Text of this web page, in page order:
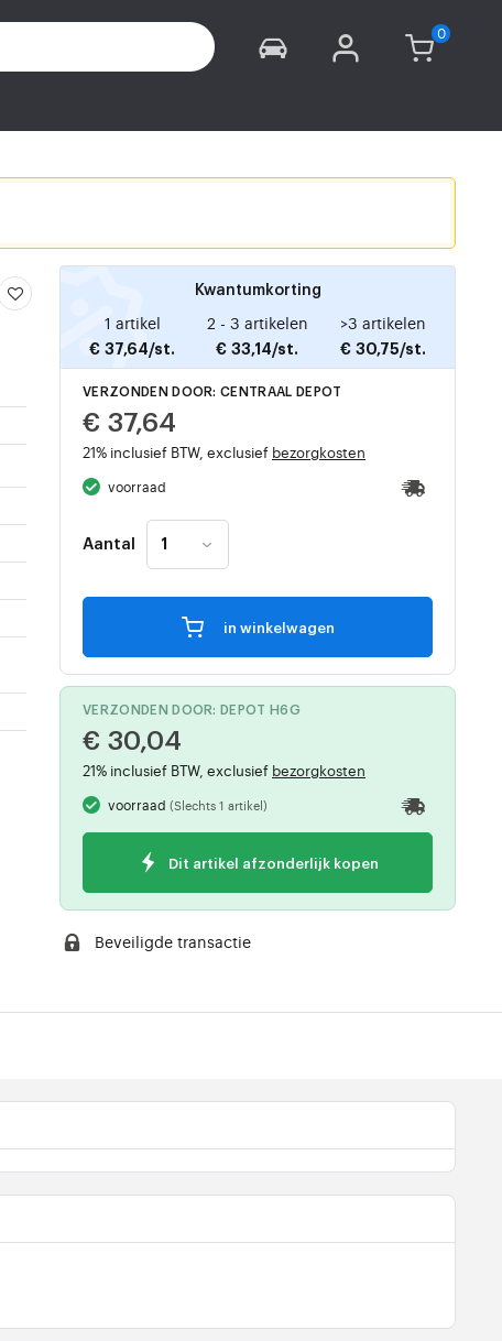
Kwantumkorting
1 artikel
€ 37,64/st.
2 - 3 artikelen
€ 33,14/st.
>3 artikelen
€ 30,75/st.
VERZONDEN DOOR: CENTRAAL DEPOT
€ 37,64
21% inclusief BTW, exclusief bezorgkosten
voorraad
Aantal
in winkelwagen
VERZONDEN DOOR: DEPOT H6G
€ 30,04
21% inclusief BTW, exclusief bezorgkosten
voorraad(Slechts 1 artikel)
Dit artikel afzonderlijk kopen
Beveiligde transactie